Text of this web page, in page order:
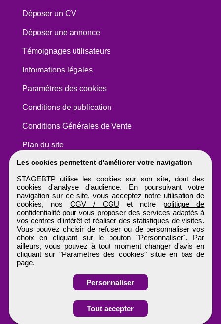
Les cookies permettent d'améliorer votre navigation
STAGEBTP utilise les cookies sur son site, dont des
cookies d'analyse d'audience. En poursuivant votre
navigation sur ce site, vous acceptez notre utilisation de
cookies, nos CGV / CGU et notre politique de
confidentialitépour vous proposer des services adaptés à
vos centres d'intérêt et réaliser des statistiques de visites.
Vous pouvez choisir de refuser ou de personnaliser vos
choix en cliquant sur le bouton "Personnaliser". Par
ailleurs, vous pouvez à tout moment changer d'avis en
cliquant sur "Paramètres des cookies" situé en bas de
page.
Personnaliser
Tout accepter
Déposer un CV
Déposer une annonce
Témoignages utilisateurs
Informations légales
Paramètres des cookies
Conditions de publication
Conditions Générales de Vente
Plan du site
STAGEBTP